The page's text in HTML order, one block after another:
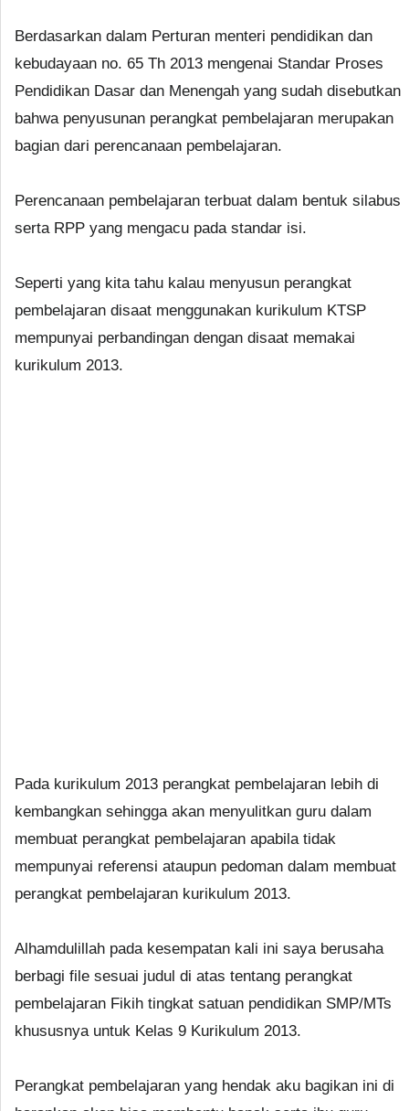
Berdasarkan dalam Perturan menteri pendidikan dan
kebudayaan no. 65 Th 2013 mengenai Standar Proses
Pendidikan Dasar dan Menengah yang sudah disebutkan
bahwa penyusunan perangkat pembelajaran merupakan
bagian dari perencanaan pembelajaran.
Perencanaan pembelajaran terbuat dalam bentuk silabus
serta RPP yang mengacu pada standar isi.
Seperti yang kita tahu kalau menyusun perangkat
pembelajaran disaat menggunakan kurikulum KTSP
mempunyai perbandingan dengan disaat memakai
kurikulum 2013.
Pada kurikulum 2013 perangkat pembelajaran lebih di
kembangkan sehingga akan menyulitkan guru dalam
membuat perangkat pembelajaran apabila tidak
mempunyai referensi ataupun pedoman dalam membuat
perangkat pembelajaran kurikulum 2013.
Alhamdulillah pada kesempatan kali ini saya berusaha
berbagi file sesuai judul di atas tentang perangkat
pembelajaran Fikih tingkat satuan pendidikan SMP/MTs
khususnya untuk Kelas 9 Kurikulum 2013.
Perangkat pembelajaran yang hendak aku bagikan ini di